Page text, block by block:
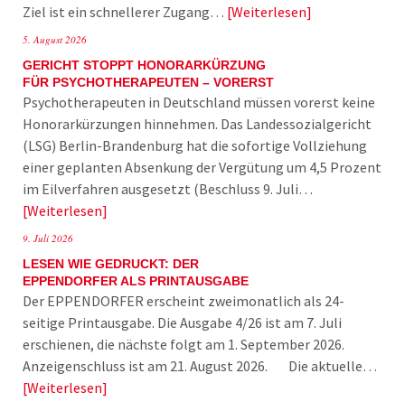
Ziel ist ein schnellerer Zugang… Weiterlesen
5. August 2026
GERICHT STOPPT HONORARKÜRZUNG
FÜR PSYCHOTHERAPEUTEN – VORERST
Psychotherapeuten in Deutschland müssen vorerst keine
Honorarkürzungen hinnehmen. Das Landessozialgericht
(LSG) Berlin-Brandenburg hat die sofortige Vollziehung
einer geplanten Absenkung der Vergütung um 4,5 Prozent
im Eilverfahren ausgesetzt (Beschluss 9. Juli…
Weiterlesen
9. Juli 2026
LESEN WIE GEDRUCKT: DER
EPPENDORFER ALS PRINTAUSGABE
Der EPPENDORFER erscheint zweimonatlich als 24-
seitige Printausgabe. Die Ausgabe 4/26 ist am 7. Juli
erschienen, die nächste folgt am 1. September 2026.
Anzeigenschluss ist am 21. August 2026. Die aktuelle…
Weiterlesen